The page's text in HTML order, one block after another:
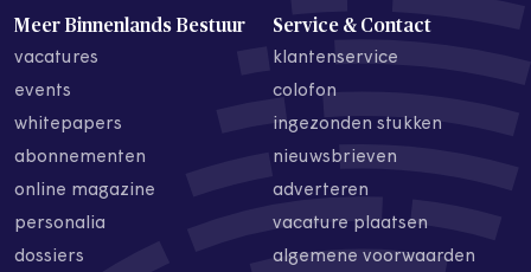
Meer Binnenlands Bestuur
vacatures
events
whitepapers
abonnementen
online magazine
personalia
dossiers
Service & Contact
klantenservice
colofon
ingezonden stukken
nieuwsbrieven
adverteren
vacature plaatsen
algemene voorwaarden